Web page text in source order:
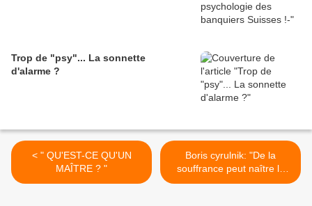
Trop de "psy"... La sonnette
d'alarme ?
< " QU'EST-CE QU'UN
MAÎTRE ? "
Boris cyrulnik: "De la
souffrance peut naître le
meilleur" >